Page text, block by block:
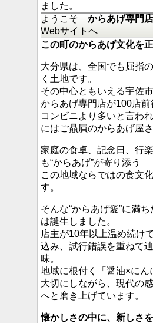
ました。
ようこそ からあげ専門
Webサイトへ
この町のからあげ文化を
大分県は、全国でも屈指
く土地です。
その中心ともいえる宇佐
からあげ専門店が100店前
コンビニより多いと言わ
にはご贔屓のからあげ屋
家庭の食卓、記念日、行
も“からあげ”が寄り添う
この地域ならではの食文
す。
そんな“からあげ愛”に満ち
は誕生しました。
店主が10年以上温め続け
込み、試行錯誤を重ねて
味。
地域に根付く「醤油×にん
大切にしながら、現代の
へと磨き上げています。
懐かしさの中に、新しさを